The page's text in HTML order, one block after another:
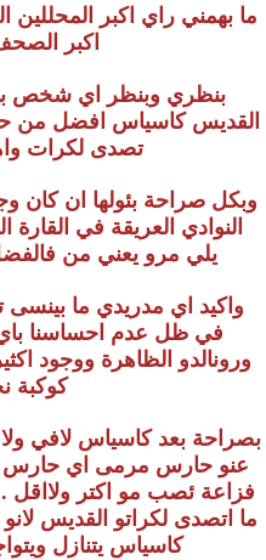
ما بهمني راي اكبر المحللين
اكبر
بنظري وبنظر اي شخص
القديس كاسياس افضل من
تصدى لكرات
وبكل صراحة بئولها ان كان
يلي مرو يعني من
واكيد اي مدريدي ما بينسى
في ظل عدم احساسنا باي
ورونالدو الظاهرة ووجود
كوكبة
بصراحة بعد كاسياس لافي
عنو حارس مرمى اي حارس
فزاعة ئصب مو اكتر ولااقل
ما اتصدى لكراتو القديس
كاسياس يتنازل